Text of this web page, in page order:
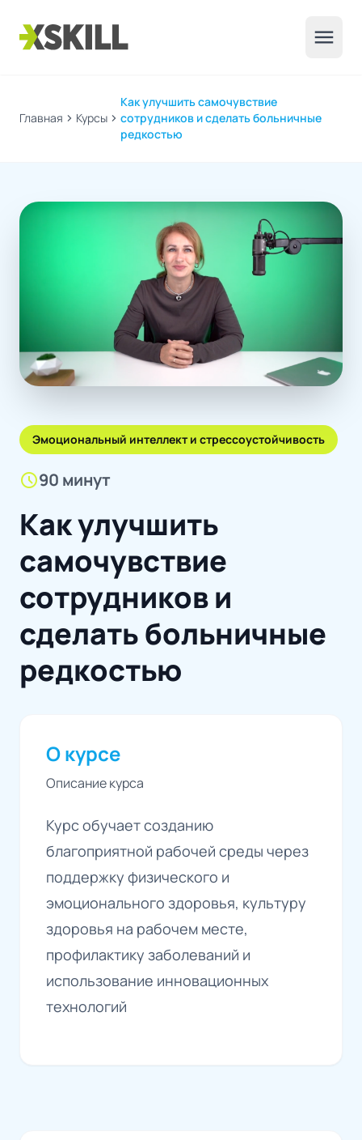
menu
Главная chevron_right Курсы chevron_right
Как улучшить самочувствие
сотрудников и сделать больничные
редкостью
Эмоциональный интеллект и стрессоустойчивость
schedule90 минут
Как улучшить
самочувствие
сотрудников и
сделать больничные
редкостью
О курсе
Описание курса
Курс обучает созданию
благоприятной рабочей среды через
поддержку физического и
эмоционального здоровья, культуру
здоровья на рабочем месте,
профилактику заболеваний и
использование инновационных
технологий